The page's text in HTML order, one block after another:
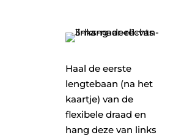
Haal de eerste
lengtebaan (na het
kaartje) van de
flexibele draad en
hang deze van links